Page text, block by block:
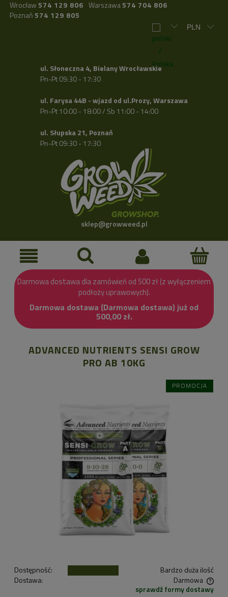
Wrocław 574 129 806 Warszawa574 704 806
Poznań 574 129 805
ul. Słoneczna 4, Bielany Wrocławskie
Pn-Pt 09:30 - 17:30
ul. Farysa 44B - wjazd od ul.Prozy, Warszawa
Pn-Pt 10:00 - 18:00 / Sb 11:00 - 14:00
ul. Słupska 21, Poznań
Pn-Pt 09:30 - 17:30
sklep@growweed.pl
Darmowa dostawa dla zamówień od 500 zł (z wyłączeniem
podłoży uprawowych).
Darmowa dostawa (Darmowa dostawa) już od
500,00 zł.
ADVANCED NUTRIENTS SENSI GROW
PRO AB 10KG
PROMOCJA
Dostępność:
Bardzo duża ilość
Dostawa:
Darmowa
Cena nie zawiera ewentualnych kosztów płatnościsprawdź formy dostawy